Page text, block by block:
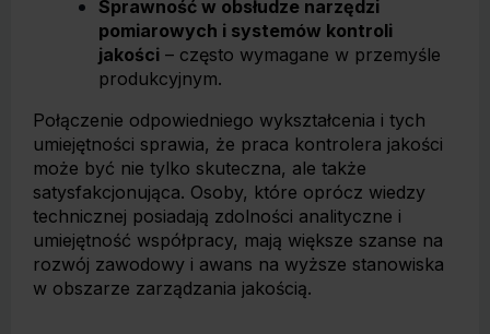
Sprawność w obsłudze narzędzi
pomiarowych i systemów kontroli
jakości – często wymagane w przemyśle
produkcyjnym.
Połączenie odpowiedniego wykształcenia i tych
umiejętności sprawia, że praca kontrolera jakości
może być nie tylko skuteczna, ale także
satysfakcjonująca. Osoby, które oprócz wiedzy
technicznej posiadają zdolności analityczne i
umiejętność współpracy, mają większe szanse na
rozwój zawodowy i awans na wyższe stanowiska
w obszarze zarządzania jakością.